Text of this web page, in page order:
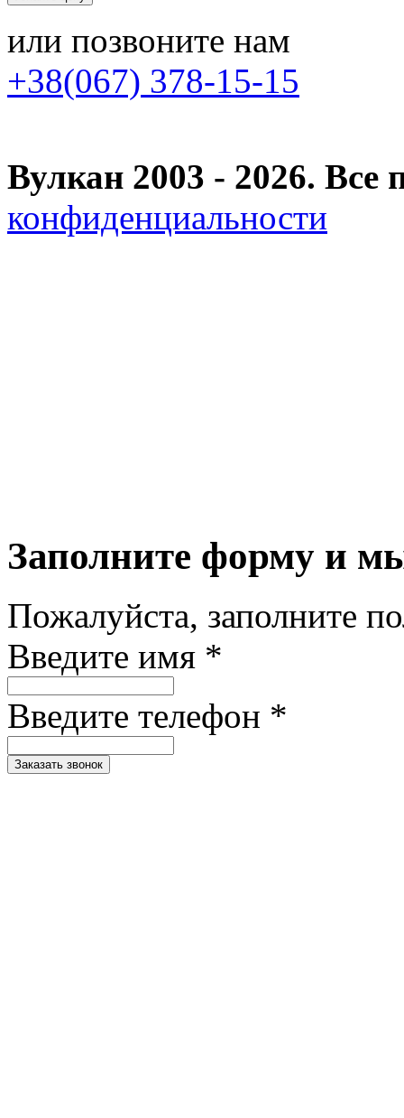
или позвоните нам
+38(067) 378-15-15
Вулкан 2003 - 2026.
конфиденциальности
Заполните форму и
Пожалуйста, заполните
Введите имя *
Введите телефон *